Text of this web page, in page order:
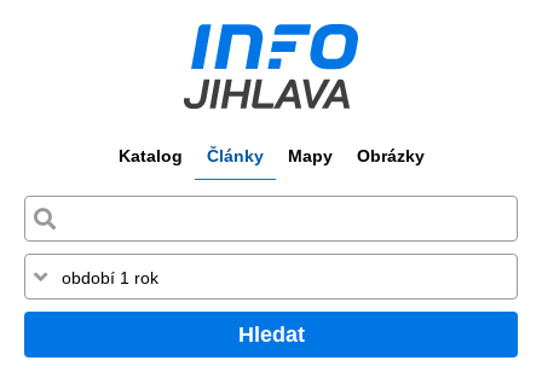
Katalog Články Mapy Obrázky
Hledat